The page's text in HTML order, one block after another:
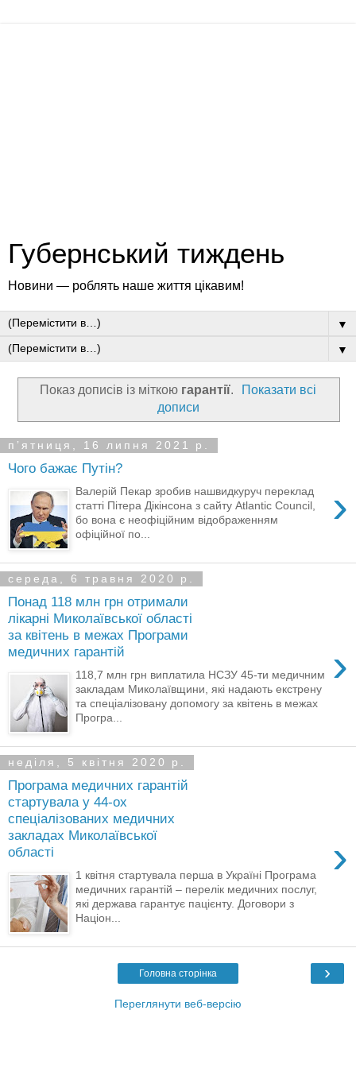
Губернський тиждень
Новини — роблять наше життя цікавим!
▼
▼
Показ дописів із міткою гарантії.
Показати всі
дописи
пʼятниця, 16 липня 2021 р.
Чого бажає Путін?
›
Валерій Пекар зробив нашвидкуруч переклад
статті Пітера Дікінсона з сайту Atlantic Council,
бо вона є неофіційним відображенням
офіційної по...
середа, 6 травня 2020 р.
Понад 118 млн грн отримали
лікарні Миколаївської області
за квітень в межах Програми
медичних гарантій
›
118,7 млн грн виплатила НСЗУ 45-ти медичним
закладам Миколаївщини, які надають екстрену
та спеціалізовану допомогу за квітень в межах
Програ...
неділя, 5 квітня 2020 р.
Програма медичних гарантій
стартувала у 44-ох
спеціалізованих медичних
закладах Миколаївської
області
›
1 квітня стартувала перша в Україні Програма
медичних гарантій – перелік медичних послуг,
які держава гарантує пацієнту. Договори з
Націон...
›
Головна сторінка
Переглянути веб-версію